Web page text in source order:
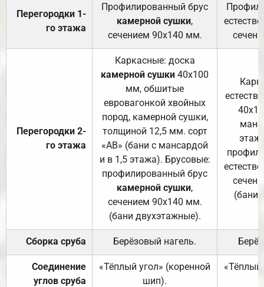
Перегородки 1-
го этажа
Профилированный брус
камерной сушки,
сечением 90х140 мм.
Перегородки 2-
го этажа
Каркасные: доска
камерной сушки 40х100
мм, обшитые
евровагонкой хвойных
пород, камерной сушки,
толщиной 12,5 мм. сорт
«АВ» (бани с мансардой
и в 1,5 этажа). Брусовые:
профилированный брус
камерной сушки,
сечением 90х140 мм.
(бани двухэтажные).
(бани
Сборка сруба Берёзовый нагель.
Соединение
углов сруба
«Тёплый угол» (коренной
шип).
«Тёплый